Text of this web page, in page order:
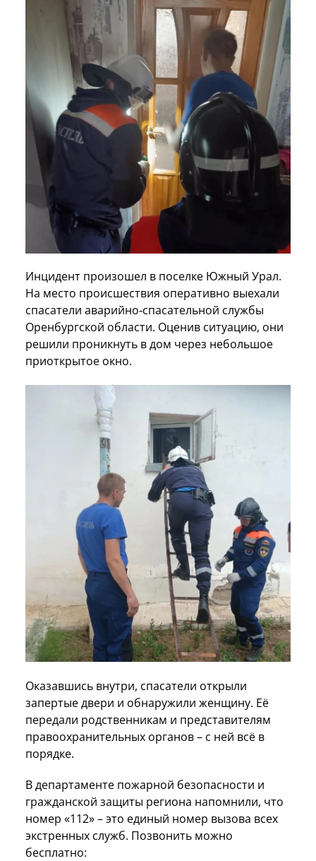
Инцидент произошел в поселке Южный Урал.
На место происшествия оперативно выехали
спасатели аварийно‑спасательной службы
Оренбургской области. Оценив ситуацию, они
решили проникнуть в дом через небольшое
приоткрытое окно.
Оказавшись внутри, спасатели открыли
запертые двери и обнаружили женщину. Её
передали родственникам и представителям
правоохранительных органов – с ней всё в
порядке.
В департаменте пожарной безопасности и
гражданской защиты региона напомнили, что
номер «112» – это единый номер вызова всех
экстренных служб. Позвонить можно
бесплатно: